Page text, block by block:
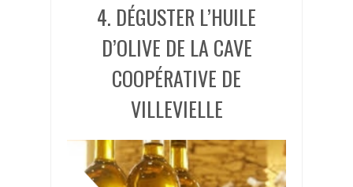
4. DÉGUSTER L’HUILE
D’OLIVE DE LA CAVE
COOPÉRATIVE DE
VILLEVIELLE